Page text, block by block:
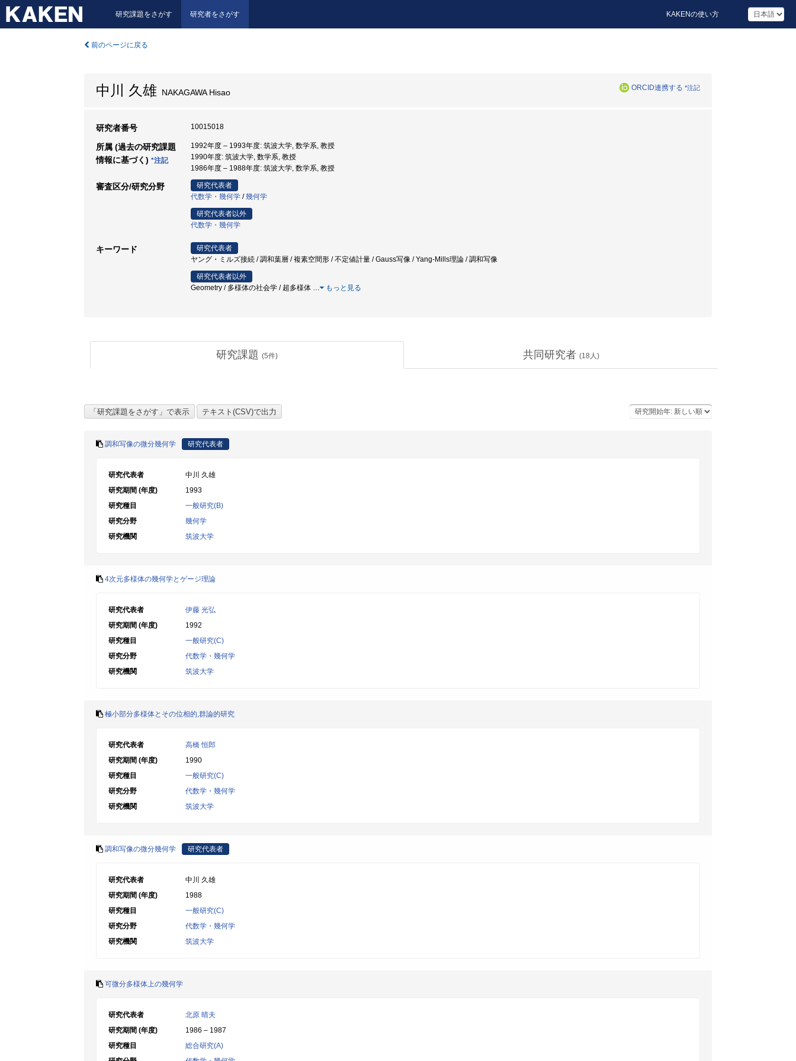
研究課題をさがす 研究者をさがす KAKENの使い方
前のページに戻る
中川 久雄 NAKAGAWA Hisao ORCID連携する *注記
研究者番号 10015018
所属 (過去の研究課題
情報に基づく) *注記
1992年度 – 1993年度: 筑波大学, 数学系, 教授
1990年度: 筑波大学, 数学系, 教授
1986年度 – 1988年度: 筑波大学, 数学系, 教授
審査区分/研究分野
研究代表者
代数学・幾何学 /幾何学
研究代表者以外
代数学・幾何学
キーワード
研究代表者
ヤング・ミルズ接続 / 調和葉層 / 複素空間形 / 不定値計量 / Gauss写像 / Yang-Mills理論 / 調和写像
研究代表者以外
Geometry / 多様体の社会学 / 超多様体 … もっと見る
研究課題 (5件) 共同研究者 (18 人)
調和写像の微分幾何学 研究代表者
研究代表者
中川 久雄
研究期間 (年度)
1993
研究種目
一般研究(B)
研究分野
幾何学
研究機関
筑波大学
4次元多様体の幾何学とゲージ理論
研究代表者
伊藤 光弘
研究期間 (年度)
1992
研究種目
一般研究(C)
研究分野
代数学・幾何学
研究機関
筑波大学
極小部分多様体とその位相的,群論的研究
研究代表者
高橋 恒郎
研究期間 (年度)
1990
研究種目
一般研究(C)
研究分野
代数学・幾何学
研究機関
筑波大学
調和写像の微分幾何学 研究代表者
研究代表者
中川 久雄
研究期間 (年度)
1988
研究種目
一般研究(C)
研究分野
代数学・幾何学
研究機関
筑波大学
可微分多様体上の幾何学
研究代表者
北原 晴夫
研究期間 (年度)
1986 – 1987
研究種目
総合研究(A)